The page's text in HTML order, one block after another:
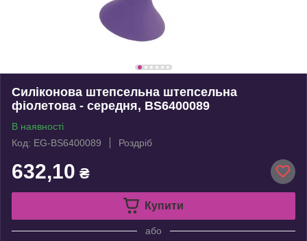
Силіконова штепсельна штепсельна
фіолетова - середня, BS6400089
В наявності
Код: EG-BS6400089
Роздріб
632,10 ₴
Купити
або